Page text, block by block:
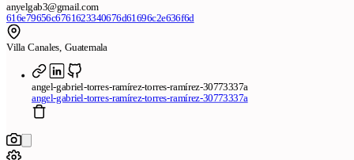
anyelgab3@gmail.com
616e79656c6761623340676d61696c2e636f6d
Villa Canales, Guatemala
angel-gabriel-torres-ramírez-torres-ramírez-30773337a
angel-gabriel-torres-ramírez-torres-ramírez-30773337a